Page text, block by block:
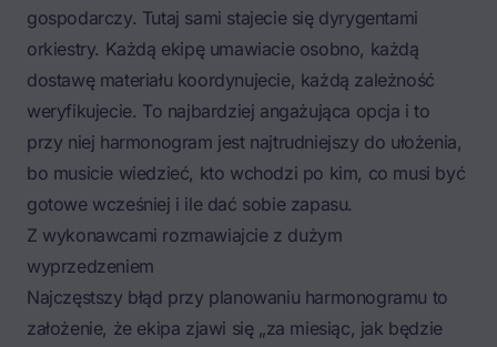
gospodarczy. Tutaj sami stajecie się dyrygentami
orkiestry. Każdą ekipę umawiacie osobno, każdą
dostawę materiału koordynujecie, każdą zależność
weryfikujecie. To najbardziej angażująca opcja i to
przy niej harmonogram jest najtrudniejszy do ułożenia,
bo musicie wiedzieć, kto wchodzi po kim, co musi być
gotowe wcześniej i ile dać sobie zapasu.
Z wykonawcami rozmawiajcie z dużym
wyprzedzeniem
Najczęstszy błąd przy planowaniu harmonogramu to
założenie, że ekipa zjawi się „za miesiąc, jak będzie